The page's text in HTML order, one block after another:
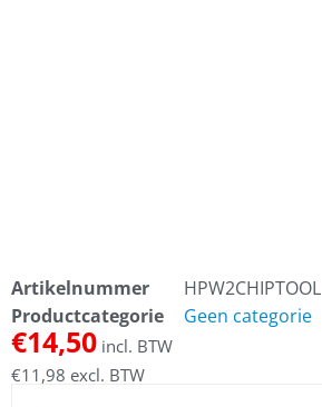
Artikelnummer
HPW2CHIPTOOL
Productcategorie
Geen categorie
€14,50 incl. BTW
€11,98 excl. BTW